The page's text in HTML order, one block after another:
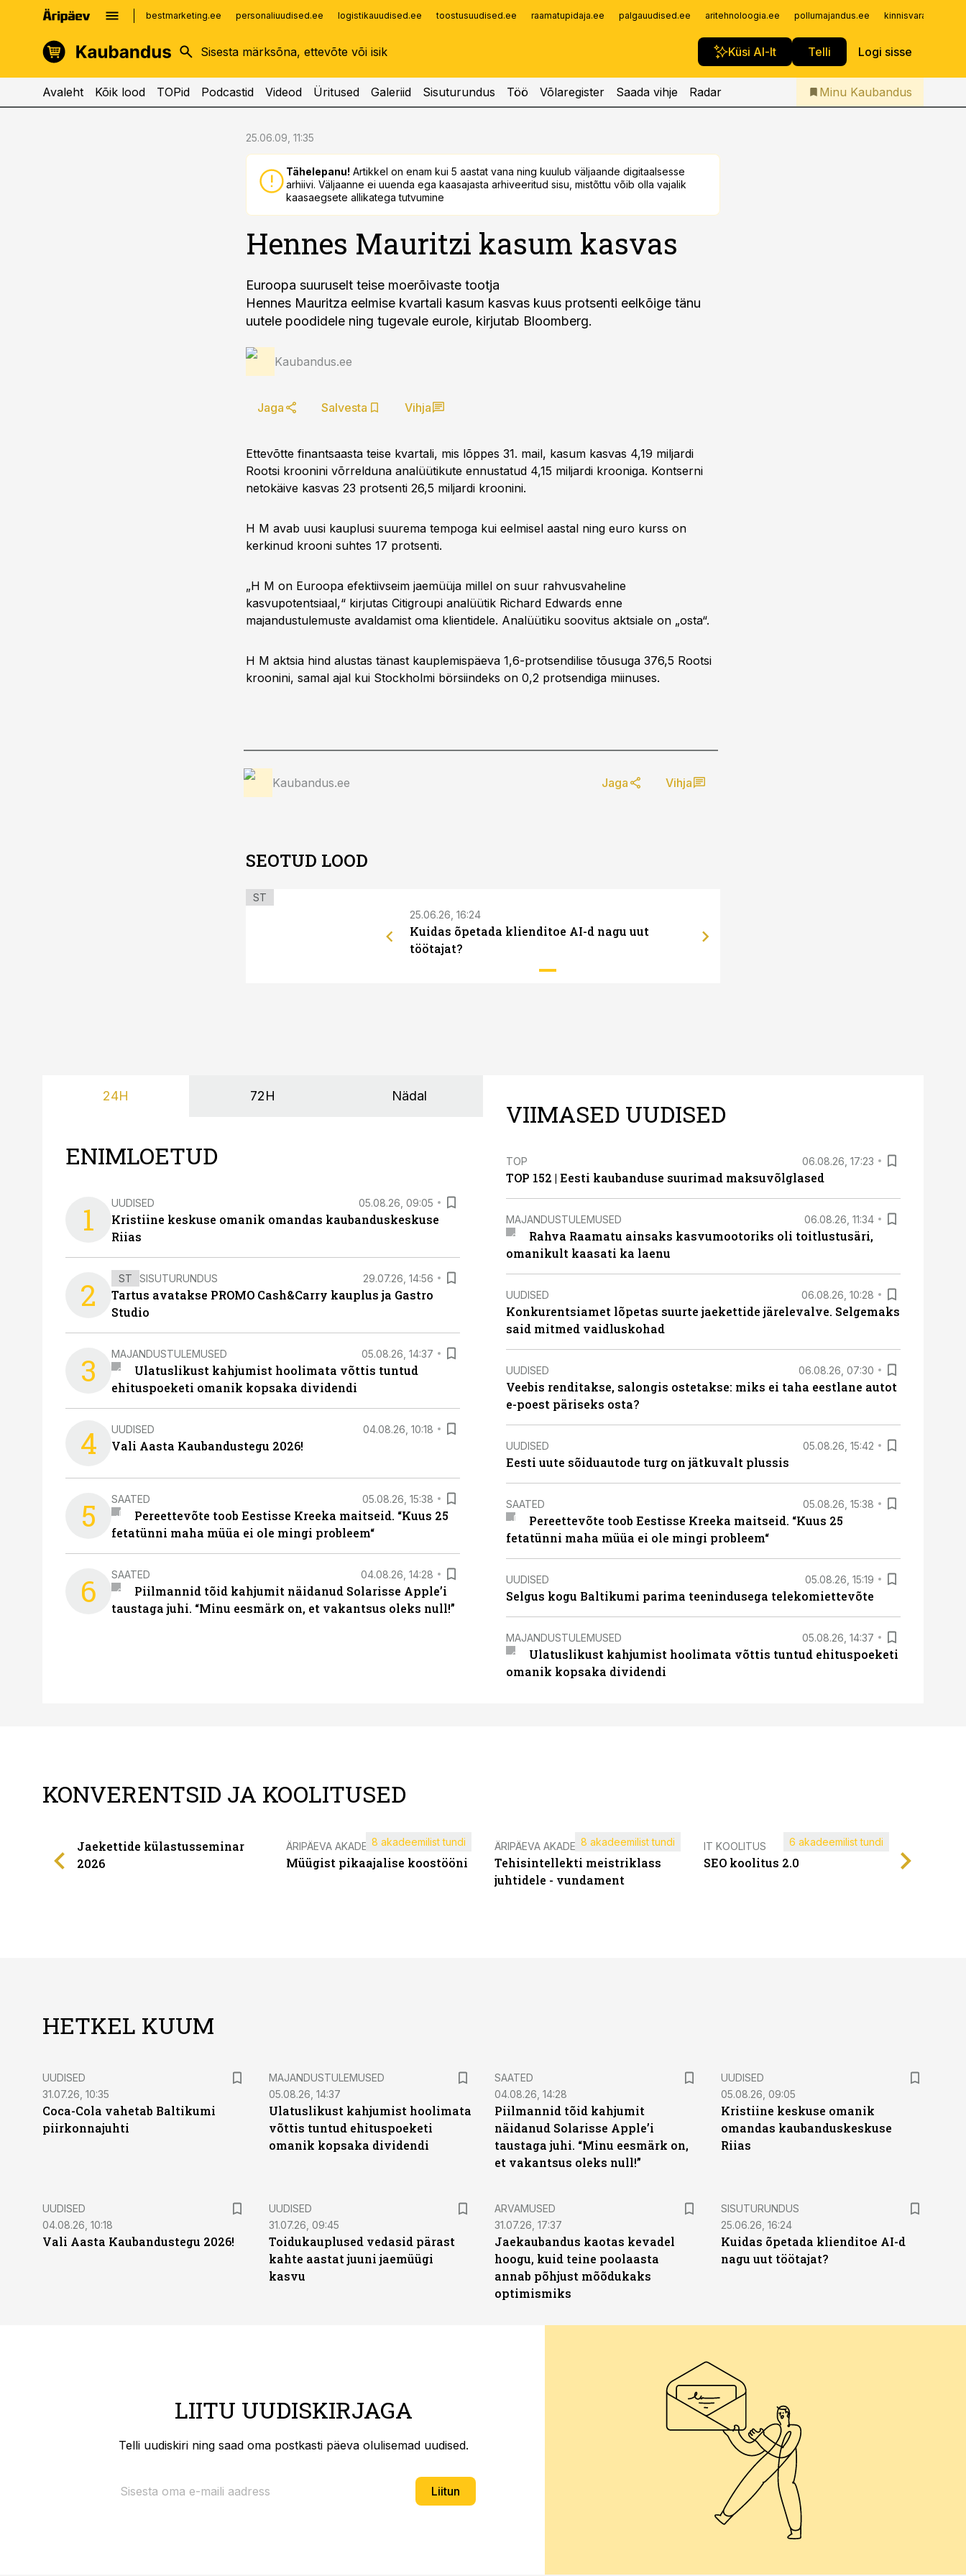
bestmarketing.ee personaliuudised.ee logistikauudised.ee toostusuudised.ee raamatupidaja.ee palgauudised.ee aritehnoloogia.ee pollumajandus.ee
Küsi AI-lt Telli Logi sisse
kinnisvarauudised.ee
logistikauudised.ee
imelineajalugu.ee
Infopank
Iseteenindus
Telli Kaubandus
Avaleht Kõik lood TOPid Podcastid Videod Üritused Galeriid Sisuturundus Töö Võlaregister Saada vihje Radar Minu Kaubandus
25.06.09, 11:35
Tähelepanu! Artikkel on enam kui 5 aastat vana ning kuulub väljaande digitaalsesse
arhiivi. Väljaanne ei uuenda ega kaasajasta arhiveeritud sisu, mistõttu võib olla vajalik
kaasaegsete allikatega tutvumine
Hennes Mauritzi kasum kasvas
Euroopa suuruselt teise moerõivaste tootja
Hennes Mauritza eelmise kvartali kasum kasvas kuus protsenti eelkõige tänu
uutele poodidele ning tugevale eurole, kirjutab Bloomberg.
Kaubandus.ee
Jaga Salvesta Vihja
Ettevõtte finantsaasta teise kvartali, mis lõppes 31. mail, kasum kasvas 4,19 miljardi
Rootsi kroonini võrrelduna analüütikute ennustatud 4,15 miljardi krooniga. Kontserni
netokäive kasvas 23 protsenti 26,5 miljardi kroonini.
H M avab uusi kauplusi suurema tempoga kui eelmisel aastal ning euro kurss on
kerkinud krooni suhtes 17 protsenti.
„H M on Euroopa efektiivseim jaemüüja millel on suur rahvusvaheline
kasvupotentsiaal,“ kirjutas Citigroupi analüütik Richard Edwards enne
majandustulemuste avaldamist oma klientidele. Analüütiku soovitus aktsiale on „osta“.
H M aktsia hind alustas tänast kauplemispäeva 1,6-protsendilise tõusuga 376,5 Rootsi
kroonini, samal ajal kui Stockholmi börsiindeks on 0,2 protsendiga miinuses.
Kaubandus.ee Jaga Vihja
SEOTUD LOOD
ST
25.06.26, 16:24
Kuidas õpetada klienditoe AI-d nagu uut
töötajat?
24H 72H Nädal
ENIMLOETUD
1 UUDISED 05.08.26, 09:05
Kristiine keskuse omanik omandas kaubanduskeskuse
Riias
2 ST SISUTURUNDUS 29.07.26, 14:56
Tartus avatakse PROMO Cash&Carry kauplus ja Gastro
Studio
3 MAJANDUSTULEMUSED 05.08.26, 14:37
Ulatuslikust kahjumist hoolimata võttis tuntud
ehituspoeketi omanik kopsaka dividendi
4 UUDISED 04.08.26, 10:18
Vali Aasta Kaubandustegu 2026!
5 SAATED 05.08.26, 15:38
Pereettevõte toob Eestisse Kreeka maitseid. “Kuus 25
fetatünni maha müüa ei ole mingi probleem“
6 SAATED 04.08.26, 14:28
Piilmannid tõid kahjumit näidanud Solarisse Apple’i
taustaga juhi. “Minu eesmärk on, et vakantsus oleks null!”
VIIMASED UUDISED
TOP 06.08.26, 17:23
TOP 152 | Eesti kaubanduse suurimad maksuvõlglased
MAJANDUSTULEMUSED 06.08.26, 11:34
Rahva Raamatu ainsaks kasvumootoriks oli toitlustusäri,
omanikult kaasati ka laenu
UUDISED 06.08.26, 10:28
Konkurentsiamet lõpetas suurte jaekettide järelevalve. Selgemaks
said mitmed vaidluskohad
UUDISED 06.08.26, 07:30
Veebis renditakse, salongis ostetakse: miks ei taha eestlane autot
e-poest päriseks osta?
UUDISED 05.08.26, 15:42
Eesti uute sõiduautode turg on jätkuvalt plussis
SAATED 05.08.26, 15:38
Pereettevõte toob Eestisse Kreeka maitseid. “Kuus 25
fetatünni maha müüa ei ole mingi probleem“
UUDISED 05.08.26, 15:19
Selgus kogu Baltikumi parima teenindusega telekomiettevõte
MAJANDUSTULEMUSED 05.08.26, 14:37
Ulatuslikust kahjumist hoolimata võttis tuntud ehituspoeketi
omanik kopsaka dividendi
KONVERENTSID JA KOOLITUSED
Jaekettide külastusseminar
2026
ÄRIPÄEVA AKADEEMIA
Müügist pikaajalise koostööni
8 akadeemilist tundi ÄRIPÄEVA AKADEEMIA
Tehisintellekti meistriklass
juhtidele - vundament
8 akadeemilist tundi IT KOOLITUS
SEO koolitus 2.0
6 akadeemilist tundi
HETKEL KUUM
UUDISED
31.07.26, 10:35
Coca-Cola vahetab Baltikumi
piirkonnajuhti
MAJANDUSTULEMUSED
05.08.26, 14:37
Ulatuslikust kahjumist hoolimata
võttis tuntud ehituspoeketi
omanik kopsaka dividendi
SAATED
04.08.26, 14:28
Piilmannid tõid kahjumit
näidanud Solarisse Apple’i
taustaga juhi. “Minu eesmärk on,
et vakantsus oleks null!”
UUDISED
05.08.26, 09:05
Kristiine keskuse omanik
omandas kaubanduskeskuse
Riias
UUDISED
04.08.26, 10:18
Vali Aasta Kaubandustegu 2026!
UUDISED
31.07.26, 09:45
Toidukauplused vedasid pärast
kahte aastat juuni jaemüügi
kasvu
ARVAMUSED
31.07.26, 17:37
Jaekaubandus kaotas kevadel
hoogu, kuid teine poolaasta
annab põhjust mõõdukaks
optimismiks
ST
SISUTURUNDUS
25.06.26, 16:24
Kuidas õpetada klienditoe AI-d
nagu uut töötajat?
LIITU UUDISKIRJAGA
Telli uudiskiri ning saad oma postkasti päeva olulisemad uudised.
Liitun